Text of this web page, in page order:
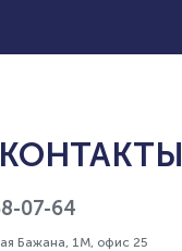
КОНТАКТЫ
07-64
Бажана, 1М, офис 25